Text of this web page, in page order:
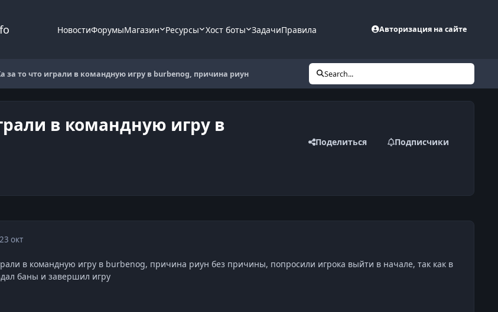
НовостиФорумыМагазин Ресурсы Хост боты ЗадачиПравила Авторизация на сайте
за то что играли в командную игру в burbenog, причина риун Search...
в командную игру в
Поделиться Подписчики
23 окт
в командную игру в burbenog, причина риун без причины, попросили игрока выйти в начале, так как в
баны и завершил игру